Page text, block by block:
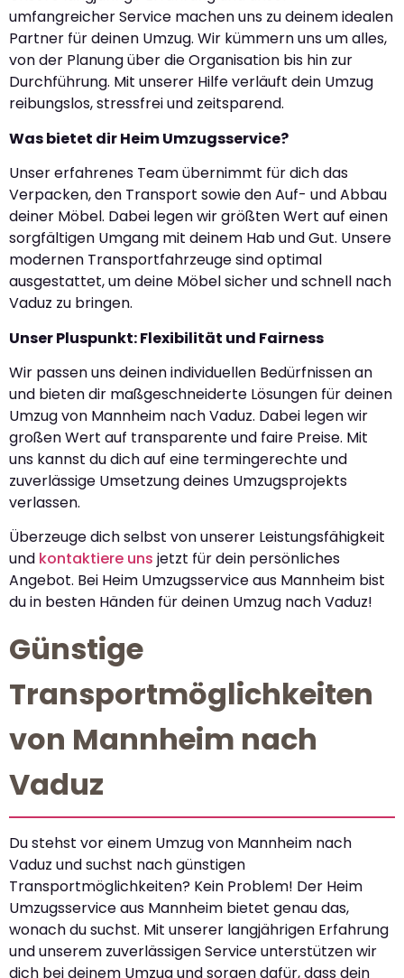
umfangreicher Service machen uns zu deinem idealen
Partner für deinen Umzug. Wir kümmern uns um alles,
von der Planung über die Organisation bis hin zur
Durchführung. Mit unserer Hilfe verläuft dein Umzug
reibungslos, stressfrei und zeitsparend.
Was bietet dir Heim Umzugsservice?
Unser erfahrenes Team übernimmt für dich das
Verpacken, den Transport sowie den Auf- und Abbau
deiner Möbel. Dabei legen wir größten Wert auf einen
sorgfältigen Umgang mit deinem Hab und Gut. Unsere
modernen Transportfahrzeuge sind optimal
ausgestattet, um deine Möbel sicher und schnell nach
Vaduz zu bringen.
Unser Pluspunkt: Flexibilität und Fairness
Wir passen uns deinen individuellen Bedürfnissen an
und bieten dir maßgeschneiderte Lösungen für deinen
Umzug von Mannheim nach Vaduz. Dabei legen wir
großen Wert auf transparente und faire Preise. Mit
uns kannst du dich auf eine termingerechte und
zuverlässige Umsetzung deines Umzugsprojekts
verlassen.
Überzeuge dich selbst von unserer Leistungsfähigkeit
und kontaktiere uns jetzt für dein persönliches
Angebot. Bei Heim Umzugsservice aus Mannheim bist
du in besten Händen für deinen Umzug nach Vaduz!
Günstige
Transportmöglichkeiten
von Mannheim nach
Vaduz
Du stehst vor einem Umzug von Mannheim nach
Vaduz und suchst nach günstigen
Transportmöglichkeiten? Kein Problem! Der Heim
Umzugsservice aus Mannheim bietet genau das,
wonach du suchst. Mit unserer langjährigen Erfahrung
und unserem zuverlässigen Service unterstützen wir
dich bei deinem Umzug und sorgen dafür, dass dein